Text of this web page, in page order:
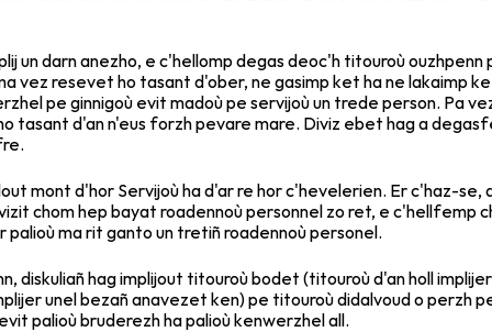
un darn anezho, e c'hellomp degas deoc'h titouroù
vez resevet ho tasant d'ober, ne gasimp ket ha ne lakaimp
pe ginnigoù evit madoù pe servijoù un trede person. Pa
tasant d'an n'eus forzh pevare mare. Diviz ebet hag a
mont d'hor Servijoù ha d'ar re hor c'hevelerien. Er c'haz-se,
chom hep bayat roadennoù personnel zo ret, e c'hellfemp
palioù ma rit ganto un tretiñ roadennoù personel.
diskuliañ hag implijout titouroù bodet (titouroù d'an holl
unel bezañ anavezet ken) pe titouroù didalvoud o perzh
palioù bruderezh ha palioù kenwerzhel all.